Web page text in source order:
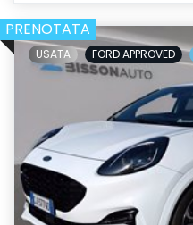
PRENOTATA
USATA FORD APPROVED